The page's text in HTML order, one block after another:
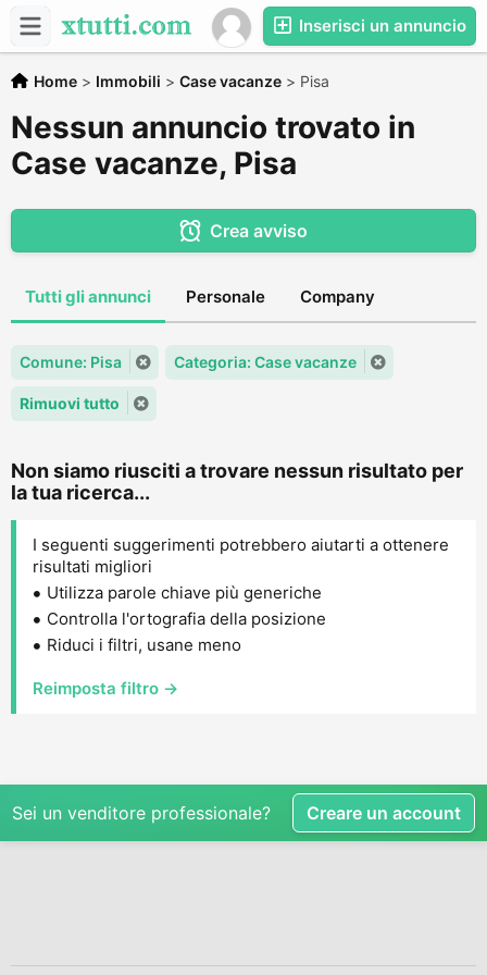
Inserisci un annuncio
Home > Immobili > Case vacanze > Pisa
Nessun annuncio trovato in
Case vacanze, Pisa
Crea avviso
Tutti gli annunci Personale Company
Comune: Pisa Categoria: Case vacanze
Rimuovi tutto
Non siamo riusciti a trovare nessun risultato per
la tua ricerca...
I seguenti suggerimenti potrebbero aiutarti a ottenere
risultati migliori
Utilizza parole chiave più generiche
Controlla l'ortografia della posizione
Riduci i filtri, usane meno
Reimposta filtro →
Sei un venditore professionale? Creare un account